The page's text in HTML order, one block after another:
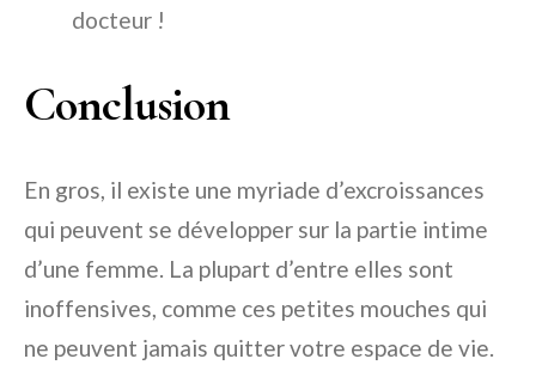
docteur !
Conclusion
En gros, il existe une myriade d’excroissances
qui peuvent se développer sur la partie intime
d’une femme. La plupart d’entre elles sont
inoffensives, comme ces petites mouches qui
ne peuvent jamais quitter votre espace de vie.